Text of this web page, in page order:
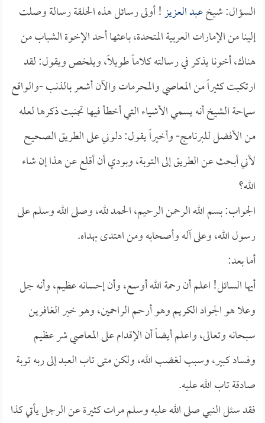
السؤال: شيخعبد العزيز! أولى رسائل هذه الحلقة رسالة وصلت
إلينا من الإمارات العربية المتحدة، باعثها أحد الإخوة الشباب من
هناك، أخونا يذكر في رسالته كلاماً طويلاً، ويلخص ويقول: لقد
ارتكبت كثيراً من المعاصي والمحرمات والآن أشعر بالذنب -والواقع
سماحة الشيخ أنه يسمي الأشياء التي أخطأ فيها تجنبت ذكرها لعله
من الأفضل للبرنامج- وأخيراً يقول: دلوني على الطريق الصحيح
لأني أبحث عن الطريق إلى التوبة، وبودي أن أقلع عن هذا إن شاء
الله؟
الجواب: بسم الله الرحمن الرحيم، الحمد لله، وصلى الله وسلم على
رسول الله، وعلى آله وأصحابه ومن اهتدى بهداه.
أما بعد:
أيها السائل! اعلم أن رحمة الله أوسع، وأن إحسانه عظيم، وأنه جل
وعلا هو الجواد الكريم وهو أرحم الراحمين، وهو خير الغافرين
سبحانه وتعالى، واعلم أيضاً أن الإقدام على المعاصي شر عظيم
وفساد كبير، وسبب لغضب الله، ولكن متى تاب العبد إلى ربه توبة
صادقة تاب الله عليه.
فقد سئل النبي صلى الله عليه وسلم مرات كثيرة عن الرجل يأتي كذا